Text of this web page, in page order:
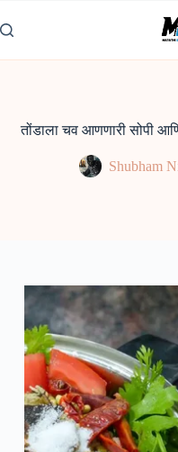
to
content
तोंडाला चव आणणारी सोपी
Shubham